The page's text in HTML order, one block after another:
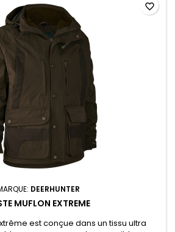
DEERHUNTER
MUFLON EXTREME
est conçue dans un tissu ultra
favorite_border